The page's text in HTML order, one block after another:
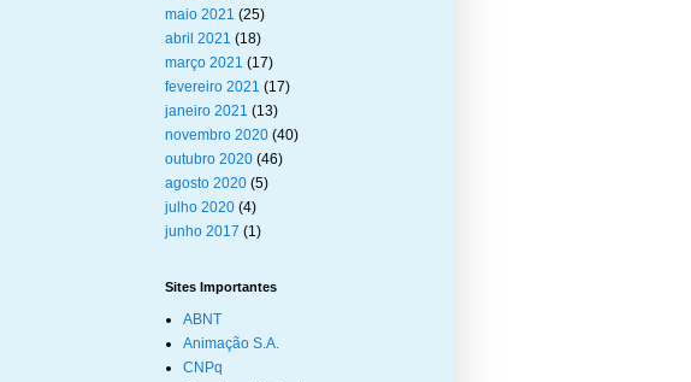
maio 2021 (25)
abril 2021 (18)
março 2021 (17)
fevereiro 2021 (17)
janeiro 2021 (13)
novembro 2020 (40)
outubro 2020 (46)
agosto 2020 (5)
julho 2020 (4)
junho 2017 (1)
Sites Importantes
ABNT
Animação S.A.
CNPq